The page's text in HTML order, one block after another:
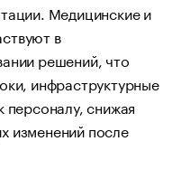
Медицинские и
в
решений, что
инфраструктурные
персоналу, снижая
изменений после